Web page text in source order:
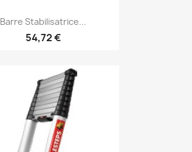
Aperçu rapide
Barre Stabilisatrice...
54,72 €